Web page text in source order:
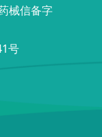
械信备字
号